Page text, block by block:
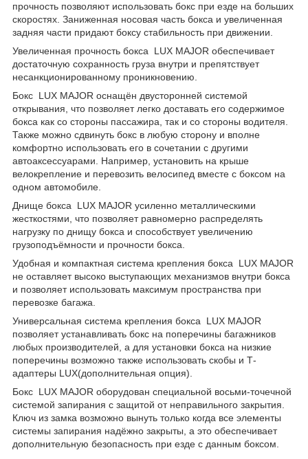
прочность позволяют использовать бокс при езде на больших
скоростях. Заниженная носовая часть бокса и увеличенная
задняя части придают боксу стабильность при движении.
Увеличенная прочность бокса LUX MAJOR обеспечивает
достаточную сохранность груза внутри и препятствует
несанкционированному проникновению.
Бокс LUX MAJOR оснащён двусторонней системой
открывания, что позволяет легко доставать его содержимое
бокса как со стороны пассажира, так и со стороны водителя.
Также можно сдвинуть бокс в любую сторону и вполне
комфортно использовать его в сочетании с другими
автоаксессуарами. Например, установить на крыше
велокрепление и перевозить велосипед вместе с боксом на
одном автомобиле.
Днище бокса LUX MAJOR усиленно металлическими
жесткостями, что позволяет равномерно распределять
нагрузку по днищу бокса и способствует увеличению
грузоподъёмности и прочности бокса.
Удобная и компактная система крепления бокса LUX MAJOR
не оставляет высоко выступающих механизмов внутри бокса
и позволяет использовать максимум пространства при
перевозке багажа.
Универсальная система крепления бокса LUX MAJOR
позволяет устанавливать бокс на поперечины багажников
любых производителей, а для установки бокса на низкие
поперечины возможно также использовать скобы и Т-
адаптеры LUX(дополнительная опция).
Бокс LUX MAJOR оборудован специальной восьми-точечной
системой запирания с защитой от неправильного закрытия.
Ключ из замка возможно вынуть только когда все элементы
системы запирания надёжно закрыты, а это обеспечивает
дополнительную безопасность при езде с данным боксом.